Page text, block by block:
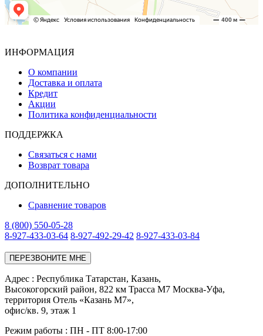
ИНФОРМАЦИЯ
О компании
Доставка и оплата
Кредит
Акции
Политика конфиденциальности
ПОДДЕРЖКА
Связаться с нами
Возврат товара
ДОПОЛНИТЕЛЬНО
Сравнение товаров
8 (800) 550-05-28
8-927-433-03-64 8-927-492-29-42 8-927-433-03-84
ПЕРЕЗВОНИТЕ МНЕ
Адреc : Республика Татарстан, Казань,
Высокогорский район, 822 км Трасса М7 Москва-Уфа,
территория Отель «Казань М7»,
офис/кв. 9, этаж 1
Режим работы : ПН - ПТ 8:00-17:00